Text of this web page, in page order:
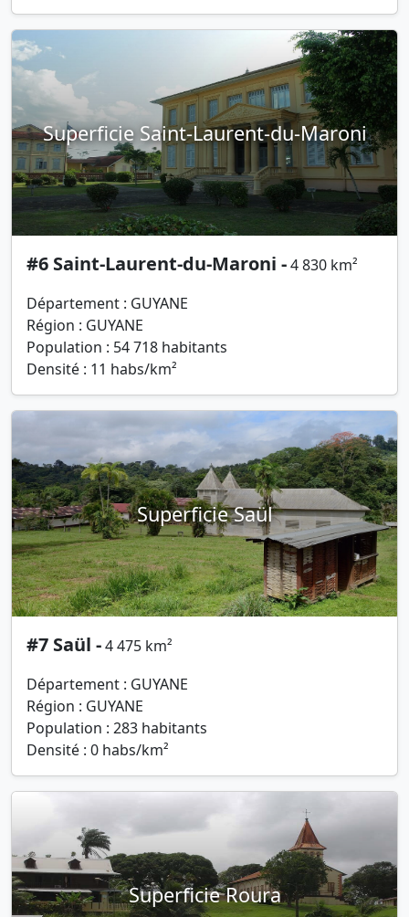
Superficie Saint-Laurent-du-Maroni
#6 Saint-Laurent-du-Maroni -4 830 km²
Département : GUYANE
Région : GUYANE
Population : 54 718 habitants
Densité : 11 habs/km²
Superficie Saül
#7 Saül -4 475 km²
Département : GUYANE
Région : GUYANE
Population : 283 habitants
Densité : 0 habs/km²
Superficie Roura